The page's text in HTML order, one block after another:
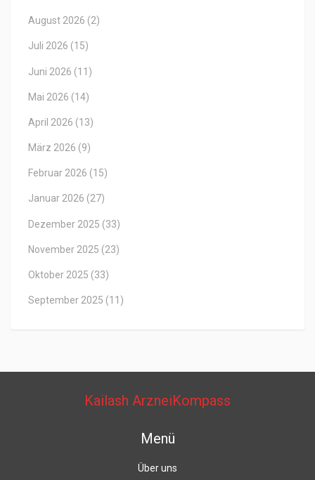
August 2026 (2)
Juli 2026 (15)
Juni 2026 (11)
Mai 2026 (14)
April 2026 (13)
März 2026 (9)
Februar 2026 (15)
Januar 2026 (27)
Dezember 2025 (33)
November 2025 (23)
Oktober 2025 (33)
September 2025 (11)
Kailash ArzneiKompass
Menü
Über uns